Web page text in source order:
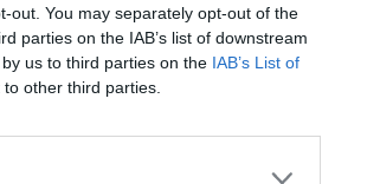
out. You may separately opt-out of the
parties on the IAB’s list of downstream
us to third parties on the IAB’s List of
other third parties.